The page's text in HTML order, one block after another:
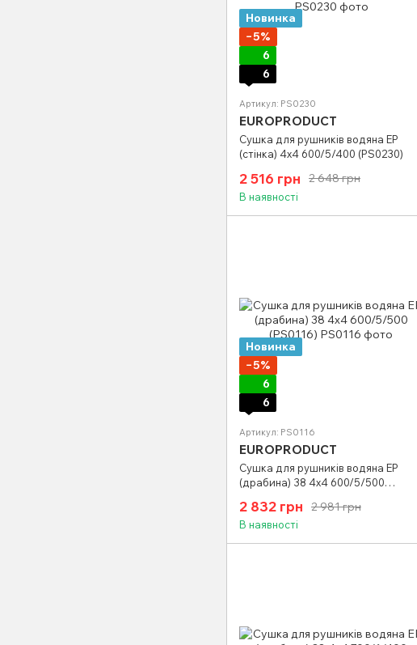
Новинка
−5%
6
6
Артикул: PS0230
EUROPRODUCT
Сушка для рушників водяна EP
(стінка) 4х4 600/5/400 (PS0230)
2 648 грн
2 516 грн
В наявності
Новинка
−5%
6
6
Артикул: PS0116
EUROPRODUCT
Сушка для рушників водяна EP
(драбина) 38 4х4 600/5/500
2 981 грн
2 832 грн
В наявності